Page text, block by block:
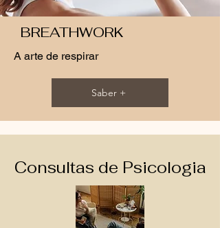
BREATHWORK
A arte de respirar
Saber +
Consultas de Psicologia